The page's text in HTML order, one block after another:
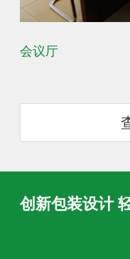
会议厅
创新包装设计